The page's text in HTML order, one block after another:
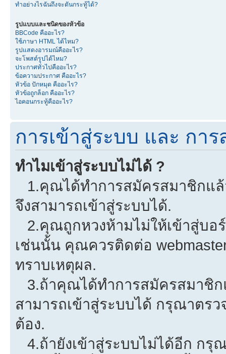
ทำอย่างไรฉันถึงจะดันกระทู้ได้?
รูปแบบและชนิดของหัวข้อ
BBCode คืออะไร?
ใช้ภาษา HTML ได้ไหม?
รูปแสดงอารมณ์คืออะไร?
จะโพสต์รูปได้ไหม?
ประกาศทั่วไปคืออะไร?
ข้อความประกาศ คืออะไร?
หัวข้อ ปักหมุด คืออะไร?
หัวข้อถูกล็อก คืออะไร?
ไอคอนกระทู้คืออะไร?
การเข้าสู่ระบบ และ กา
ทำไมเข้าสู่ระบบไม่ได้ ?
1.คุณได้ทำการสมัครสมาชิกแ
จึงสามารถเข้าสู่ระบบได้.
2.คุณถูกหวงห้ามไม่ให้เข้าสู่บอ
เช่นนั้น คุณควรติดต่อ
ทราบเหตุผล.
3.ถ้าคุณได้ทำการสมัครสมาชิ
สามารถเข้าสู่ระบบได้ กรุณาตรว
ต้อง.
4.ถ้ายังเข้าสู่ระบบไม่ได้อีก กรุ